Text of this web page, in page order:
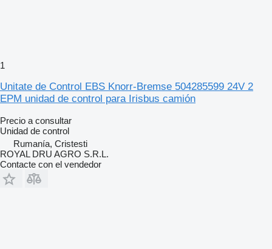
1
Unitate de Control EBS Knorr-Bremse 504285599 24V 2
EPM unidad de control para Irisbus camión
Precio a consultar
Unidad de control
Rumanía, Cristesti
ROYAL DRU AGRO S.R.L.
Contacte con el vendedor